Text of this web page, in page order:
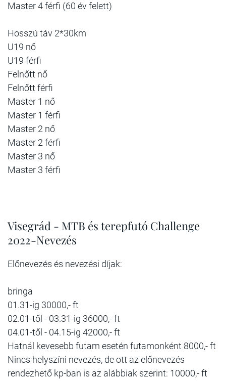
Master 4 férfi (60 év felett)
Hosszú táv 2*30km
U19 nő
U19 férfi
Felnőtt nő
Felnőtt férfi
Master 1 nő
Master 1 férfi
Master 2 nő
Master 2 férfi
Master 3 nő
Master 3 férfi
Visegrád - MTB és terepfutó Challenge
2022-Nevezés
Előnevezés és nevezési díjak:
bringa
01.31-ig 30000,- ft
02.01-től - 03.31-ig 36000,- ft
04.01-től - 04.15-ig 42000,- ft
Hatnál kevesebb futam esetén futamonként 8000,- ft
Nincs helyszíni nevezés, de ott az előnevezés
rendezhető kp-ban is az alábbiak szerint: 10000,- ft